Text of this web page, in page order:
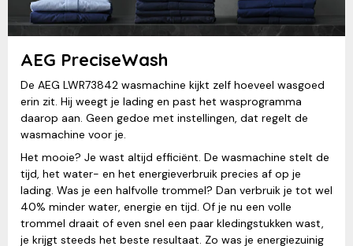
AEG PreciseWash
De AEG LWR73842 wasmachine kijkt zelf hoeveel wasgoed
erin zit. Hij weegt je lading en past het wasprogramma
daarop aan. Geen gedoe met instellingen, dat regelt de
wasmachine voor je.
Het mooie? Je wast altijd efficiënt. De wasmachine stelt de
tijd, het water- en het energieverbruik precies af op je
lading. Was je een halfvolle trommel? Dan verbruik je tot wel
40% minder water, energie en tijd. Of je nu een volle
trommel draait of even snel een paar kledingstukken wast,
je krijgt steeds het beste resultaat. Zo was je energiezuinig